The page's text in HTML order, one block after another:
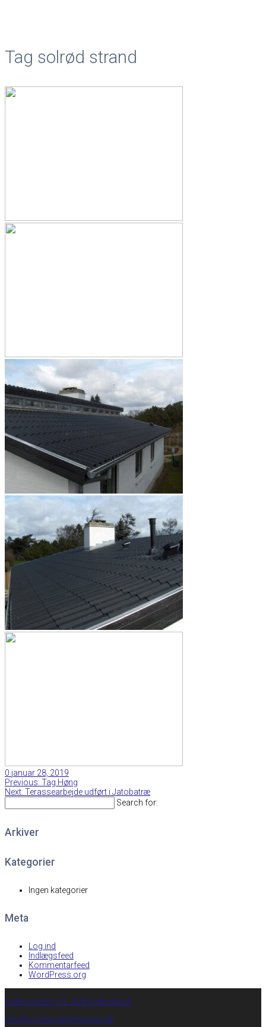
Tag solrød strand
0 januar 28, 2019
Indlægsnavigation
Previous: Previous
post:
Tag Høng
Next: Next
Terassearbejde udført i Jatobatræ
Search for:
Arkiver
Kategorier
Ingen kategorier
Meta
Log ind
Indlægsfeed
Kommentarfeed
WordPress.org
Kildemosevej 14 - 4293 Dianalund.
info@sj-toemrerentreprise.dk